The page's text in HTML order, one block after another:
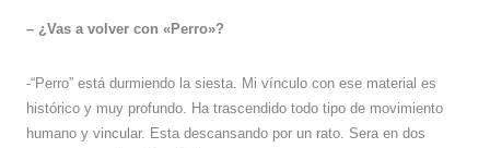
– ¿Vas a volver con «Perro»?
-“Perro” está durmiendo la siesta. Mi vínculo con ese material es
histórico y muy profundo. Ha trascendido todo tipo de movimiento
humano y vincular. Esta descansando por un rato. Sera en dos